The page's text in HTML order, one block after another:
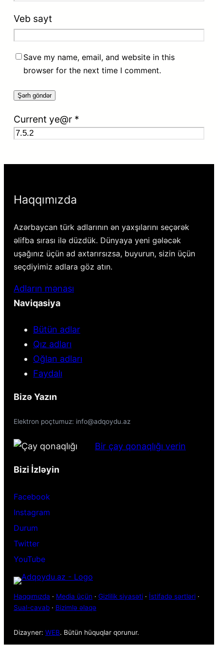
Veb sayt
Save my name, email, and website in this
browser for the next time I comment.
Current ye@r *
Haqqımızda
Azərbaycan türk adlarının ən yaxşılarını seçərək
əlifba sırası ilə düzdük. Dünyaya yeni gələcək
uşağınız üçün ad axtarırsızsa, buyurun, sizin üçün
seçdiyimiz adlara göz atın.
Adların mənası
Naviqasiya
Bütün adlar
Qız adları
Oğlan adları
Faydalı
Bizə Yazın
Elektron poçtumuz: info@adqoydu.az
Bir çay qonaqlığı verin
Bizi İzləyin
Facebook
Instagram
Durum
Twitter
YouTube
Haqqımızda · Media üçün · Gizlilik siyasəti · İstifadə şərtləri ·
Sual-cavab · Bizimlə əlaqə
Dizayner: WEB. Bütün hüquqlar qorunur.